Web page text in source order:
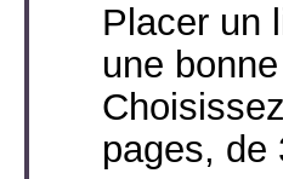
Placer un
une
pages, de